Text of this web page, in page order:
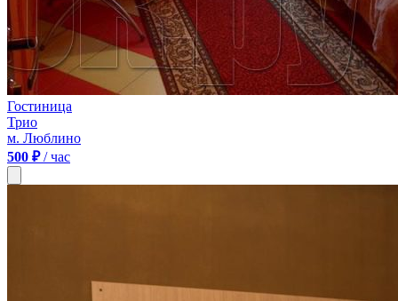
Гостиница
Трио
м. Люблино
500 ₽/ час